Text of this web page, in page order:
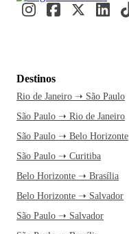
Destinos
Rio de Janeiro ➝ São Paulo
São Paulo ➝ Rio de Janeiro
São Paulo ➝ Belo Horizonte
São Paulo ➝ Curitiba
Belo Horizonte ➝ Brasília
Belo Horizonte ➝ Salvador
São Paulo ➝ Salvador